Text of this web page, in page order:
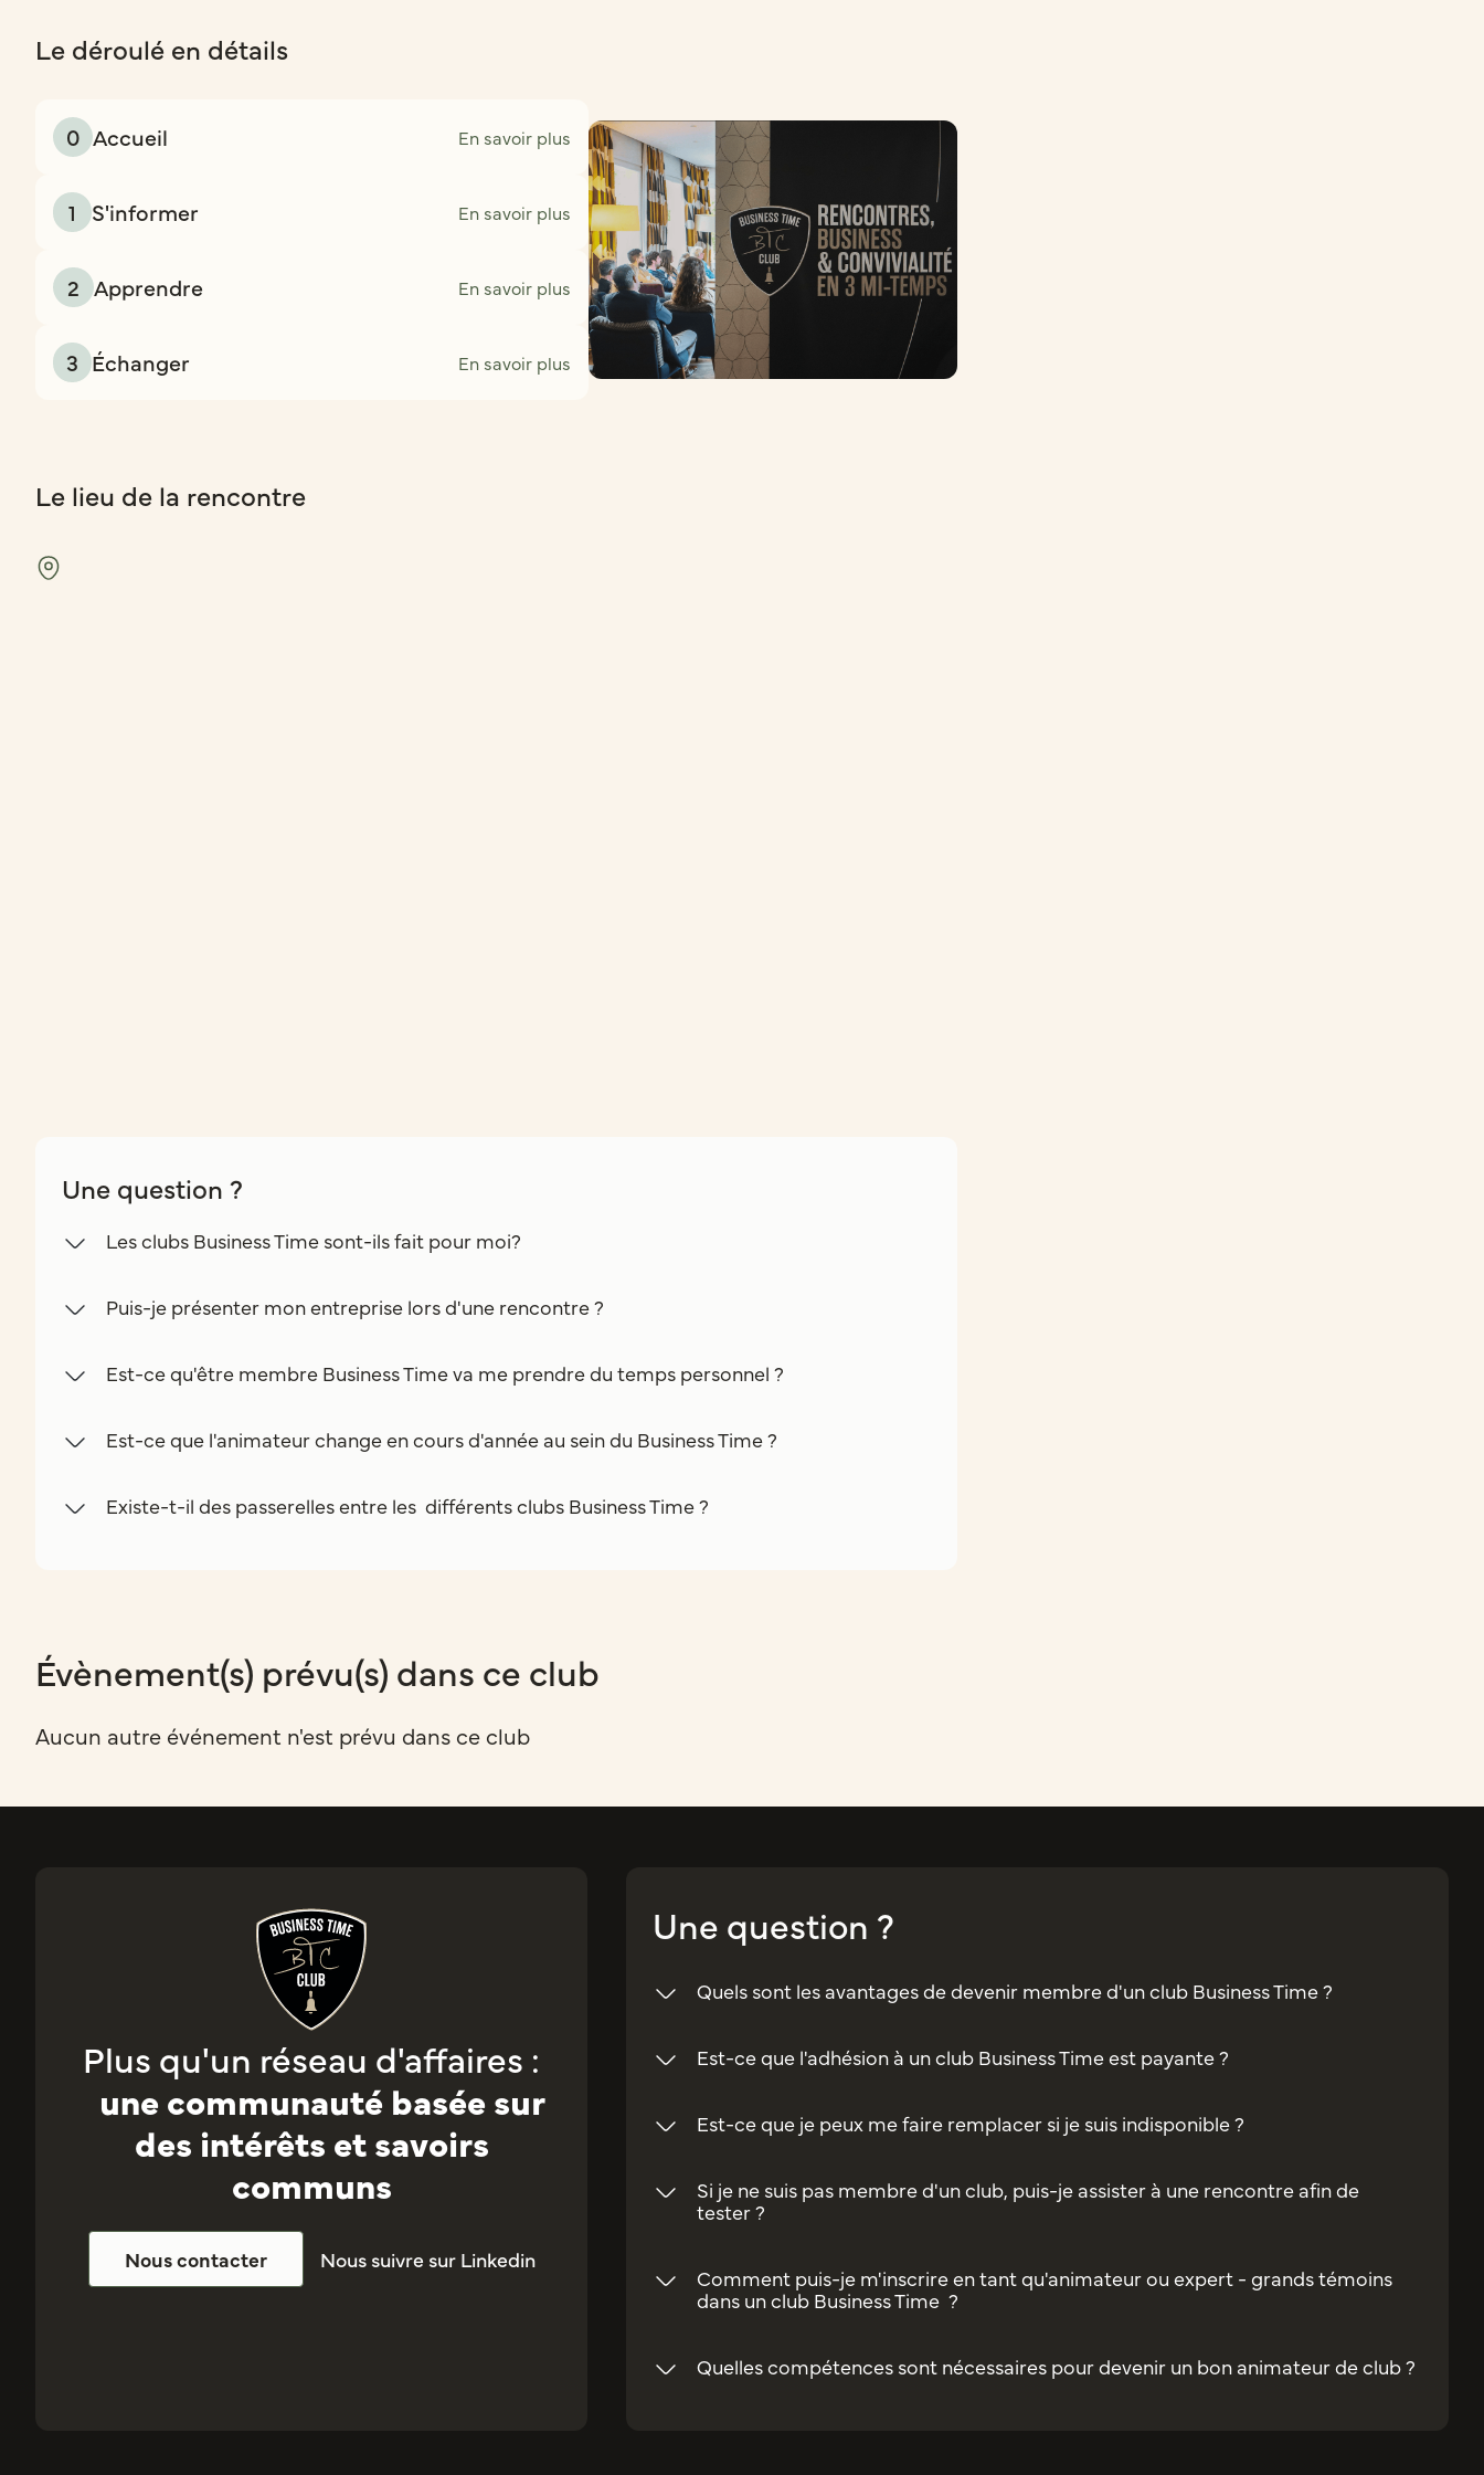
Le déroulé en détails
0 Accueil En savoir plus
1 S'informer En savoir plus
2 Apprendre En savoir plus
3 Échanger En savoir plus
Le lieu de la rencontre
Une question ?
Les clubs Business Time sont-ils fait pour moi?
Puis-je présenter mon entreprise lors d'une rencontre ?
Est-ce qu'être membre Business Time va me prendre du temps personnel ?
Est-ce que l'animateur change en cours d'année au sein du Business Time ?
Existe-t-il des passerelles entre les différents clubs Business Time ?
Évènement(s) prévu(s) dans ce club
Aucun autre événement n'est prévu dans ce club
Plus qu'un réseau d'affaires :
une communauté basée sur
des intérêts et savoirs
communs
Nous contacter Nous suivre sur Linkedin
Une question ?
Quels sont les avantages de devenir membre d'un club Business Time ?
Est-ce que l'adhésion à un club Business Time est payante ?
Est-ce que je peux me faire remplacer si je suis indisponible ?
Si je ne suis pas membre d'un club, puis-je assister à une rencontre afin de
tester ?
Comment puis-je m'inscrire en tant qu'animateur ou expert - grands témoins
dans un club Business Time ?
Quelles compétences sont nécessaires pour devenir un bon animateur de club ?